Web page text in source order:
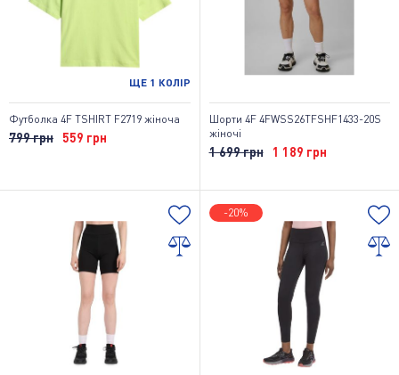
ЩЕ 1 КОЛІР
Футболка 4F TSHIRT F2719 жіноча
799 грн 559 грн
Шорти 4F 4FWSS26TFSHF1433-20S
жіночі
1 699 грн 1 189 грн
-20%